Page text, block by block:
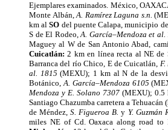
Ejemplares examinados. México,
Monte Albán,A. Ramírez Laguna s.n.
km alSO del puente Calapa, municipio
S de El Rodeo,A. García–Mendoza et al.
Maguey al W de San Antonio Abad,
Cuicatlán:2 km en línea recta al NE de
Barranca del río Chico, E de Cuicatlán,
al. 1815(MEXU); 1 km al N de la
Botánico,A. García–Mendoza 6105
Mendoza y E. Solano 7307 (MEXU); 0.5
Santiago Chazumba carretera a Tehuacán
de Méndez,S. Figueroa B. y Y. Guzmán
miles NE of Cd. Oaxaca along road to